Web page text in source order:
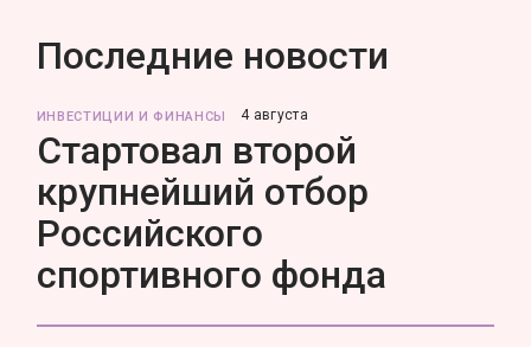
Последние новости
ИНВЕСТИЦИИ И ФИНАНСЫ 4 августа
Стартовал второй
крупнейший отбор
Российского
спортивного фонда